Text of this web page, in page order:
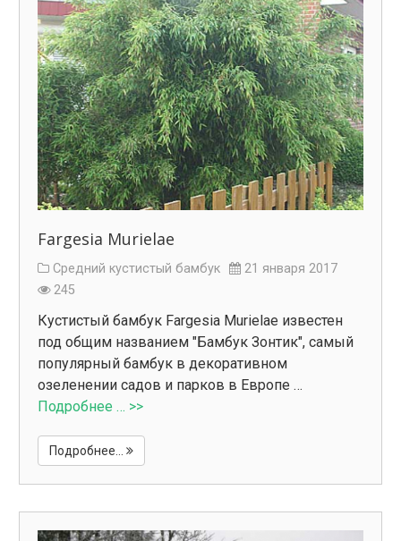
Fargesia Murielae
Средний кустистый бамбук
21 января 2017
245
Кустистый бамбук Fargesia Murielae известен
под общим названием "Бамбук Зонтик", самый
популярный бамбук в декоративном
озеленении садов и парков в Европе …
Подробнее … >>
Подробнее...